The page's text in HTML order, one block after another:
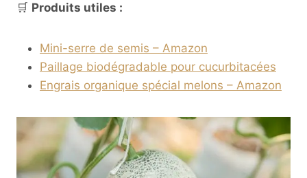
🛒 Produits utiles :
Mini-serre de semis – Amazon
Paillage biodégradable pour cucurbitacées
Engrais organique spécial melons – Amazon